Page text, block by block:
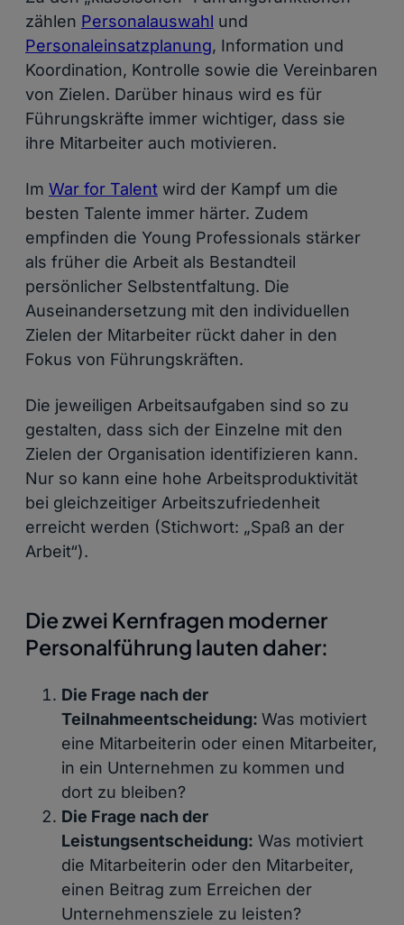
zählen Personalauswahl und
Personaleinsatzplanung, Information und
Koordination, Kontrolle sowie die Vereinbaren
von Zielen. Darüber hinaus wird es für
Führungskräfte immer wichtiger, dass sie
ihre Mitarbeiter auch motivieren.
Im War for Talent wird der Kampf um die
besten Talente immer härter. Zudem
empfinden die Young Professionals stärker
als früher die Arbeit als Bestandteil
persönlicher Selbstentfaltung. Die
Auseinandersetzung mit den individuellen
Zielen der Mitarbeiter rückt daher in den
Fokus von Führungskräften.
Die jeweiligen Arbeitsaufgaben sind so zu
gestalten, dass sich der Einzelne mit den
Zielen der Organisation identifizieren kann.
Nur so kann eine hohe Arbeitsproduktivität
bei gleichzeitiger Arbeitszufriedenheit
erreicht werden (Stichwort: „Spaß an der
Arbeit“).
Die zwei Kernfragen moderner
Personalführung lauten daher:
Die Frage nach der
Teilnahmeentscheidung: Was motiviert
eine Mitarbeiterin oder einen Mitarbeiter,
in ein Unternehmen zu kommen und
dort zu bleiben?
Die Frage nach der
Leistungsentscheidung: Was motiviert
die Mitarbeiterin oder den Mitarbeiter,
einen Beitrag zum Erreichen der
Unternehmensziele zu leisten?